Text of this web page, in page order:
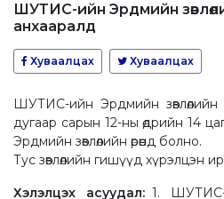
ШУТИС-ийн Эрдмийн
анхааралд
Хуваалцах Хуваалцах
ШУТИС-ийн Эрдмийн
дугаар сарын 12-ны өдрийн 14
Эрдмийн зөвлөлийн өрөөнд болно.
Тус зөвлөлийн гишүүд хүрэлцэн
Хэлэлцэх асуудал: 1. ШУТИС-